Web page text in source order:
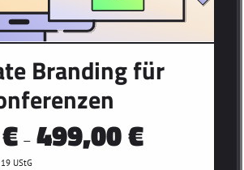
Branding für
€– 499,00€
UStG